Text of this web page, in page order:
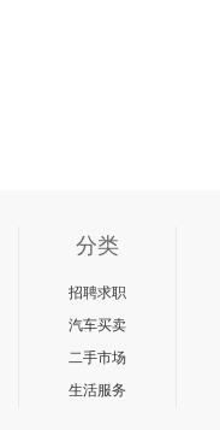
分类
招聘求职
汽车买卖
二手市场
生活服务